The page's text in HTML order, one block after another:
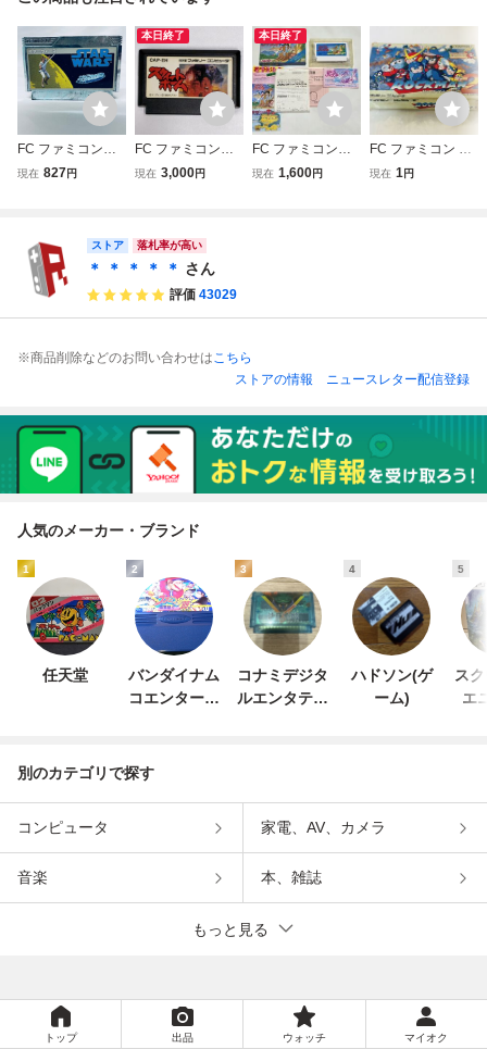
FC ファミコンソ
フト スターウォー
現在 827円
本日終了
FC ファミコンソ
フト スウィートホ
現在 3,000円
本日終了
FC ファミコン
リップルアイラン
現在 1,600円
FC ファミコン ロ
ックマン2 ワイリ
現在 1円
ストア 落札率が高い
＊ ＊ ＊ ＊ ＊ さん
評価 43029
※商品削除などのお問い合わせはこちら
ストアの情報
ニュースレター配信登録
人気のメーカー・ブランド
1
任天堂
2
バンダイナム
コエンターテ
3
コナミデジタ
ルエンタテイ
4
ハドソン(ゲ
ーム)
5
ス
エ
別のカテゴリで探す
コンピュータ 家電、AV、カメラ
音楽 本、雑誌
もっと見る
トップ 出品 ウォッチ マイオク